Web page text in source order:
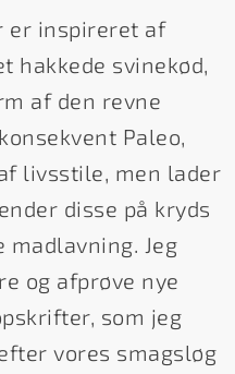
er inspireret af
hakkede svinekød,
af den revne
Paleo,
livsstile, men lader
disse på kryds
Jeg
og afprøve nye
som jeg
vores smagsløg